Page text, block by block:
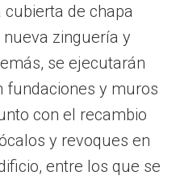
de chapa
zinguería y
se ejecutarán
fundaciones y muros
con el recambio
y revoques en
entre los que se